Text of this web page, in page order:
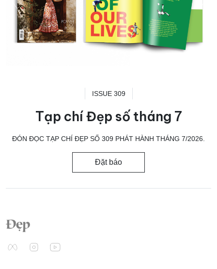
ISSUE 309
Tạp chí Đẹp số tháng 7
ĐÓN ĐỌC TẠP CHÍ ĐẸP SỐ 309 PHÁT HÀNH THÁNG 7/2026.
Đặt báo